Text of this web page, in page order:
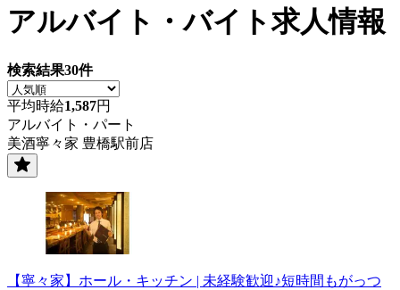
アルバイト・バイト求人情報
検索結果30件
平均時給1,587円
アルバイト・パート
美酒寧々家 豊橋駅前店
【寧々家】ホール・キッチン | 未経験歓迎♪短時間もがっつ